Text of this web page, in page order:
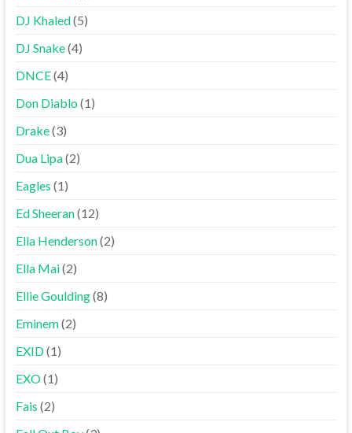
DJ Khaled(5)
DJ Snake(4)
DNCE(4)
Don Diablo(1)
Drake(3)
Dua Lipa(2)
Eagles (1)
Ed Sheeran(12)
Ella Henderson(2)
Ella Mai(2)
Ellie Goulding(8)
Eminem(2)
EXID(1)
EXO(1)
Fais (2)